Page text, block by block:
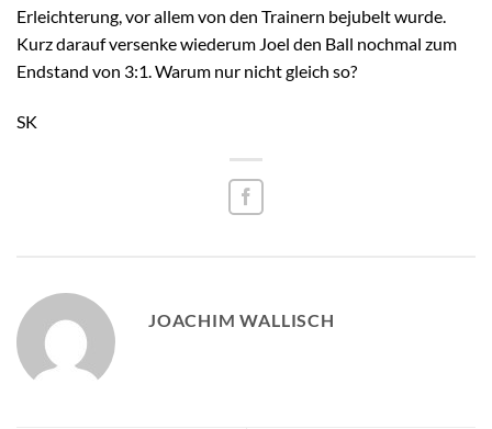
Erleichterung, vor allem von den Trainern bejubelt wurde.
Kurz darauf versenke wiederum Joel den Ball nochmal zum
Endstand von 3:1. Warum nur nicht gleich so?
SK
JOACHIM WALLISCH